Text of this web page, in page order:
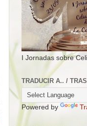
I Jornadas sobre
TRADUCIR A.. /
Powered by